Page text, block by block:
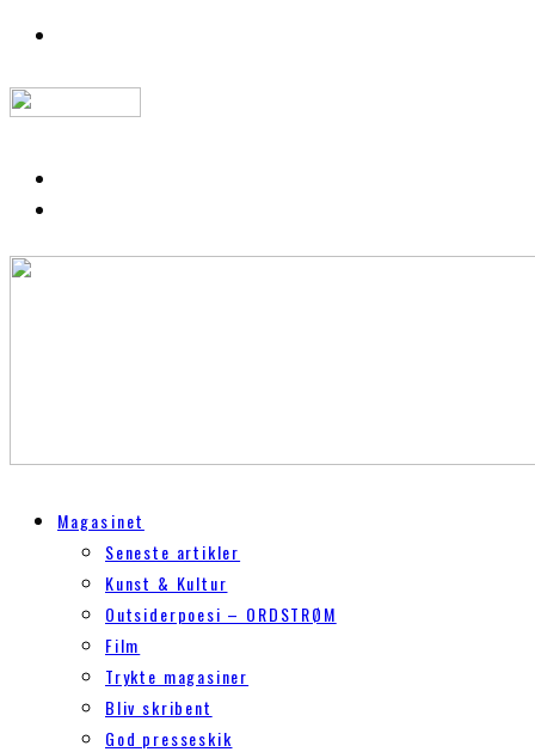
Magasinet
Seneste artikler
Kunst & Kultur
Outsiderpoesi – ORDSTRØM
Film
Trykte magasiner
Bliv skribent
God presseskik